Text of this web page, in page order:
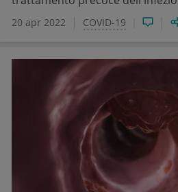
20 apr 2022 COVID-19